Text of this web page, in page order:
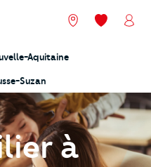
Nos agences
Mes
Aquitaine
Suzan
à